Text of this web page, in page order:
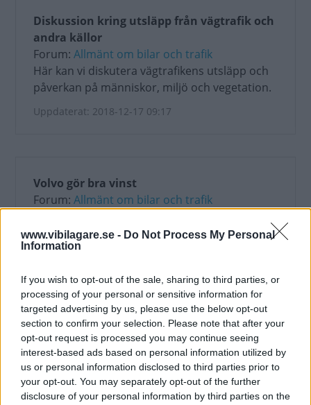
www.vibilagare.se - Do Not Process My Personal
Information
If you wish to opt-out of the sale, sharing to third parties, or
processing of your personal or sensitive information for
targeted advertising by us, please use the below opt-out
section to confirm your selection. Please note that after your
opt-out request is processed you may continue seeing
interest-based ads based on personal information utilized by
us or personal information disclosed to third parties prior to
your opt-out. You may separately opt-out of the further
disclosure of your personal information by third parties on the
Diskussion kring utsläpp från vägtrafik och
andra källor
Forum: Allmänt om bilar och trafik
Här kan vi diskutera vägtrafikens utsläpp och
påverkan på människor, miljö och vegetation.
Uppdaterat: 2018-12-17 09:17
Volvo gör bra vinst
Forum: Allmänt om bilar och trafik
strategi och huruvida de nya modellerna
varit...
Uppdaterat: 2018-02-08 11:07
Ny slitvarg: Mitsubishi Outlander 2008-2012
Forum:Köpråd
Hej!